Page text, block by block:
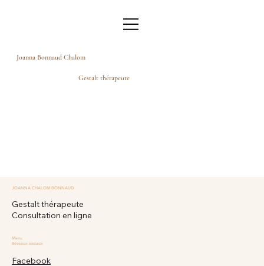
Joanna Bonnaud Chalom
Gestalt thérapeute
JOANNA CHALOM BONNAUD
Gestalt thérapeute
Consultation en ligne
Menu
Réseaux sociaux
Facebook